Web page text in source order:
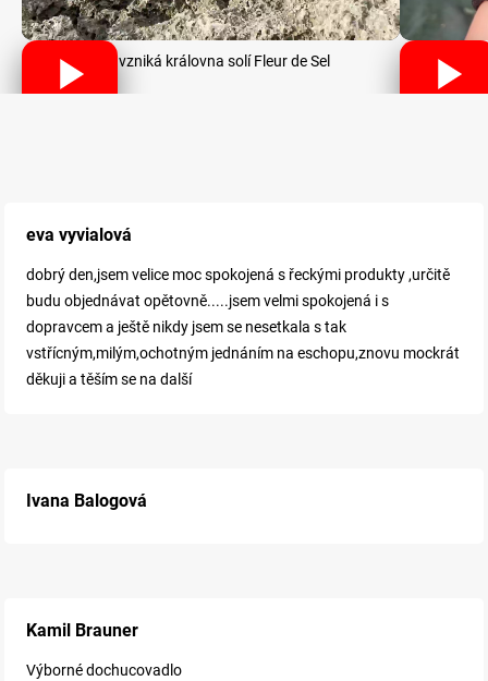
Jak vzniká královna solí Fleur de Sel
eva vyvialová
dobrý den,jsem velice moc spokojená s řeckými produkty ,určitě
budu objednávat opětovně.....jsem velmi spokojená i s
dopravcem a ještě nikdy jsem se nesetkala s tak
vstřícným,milým,ochotným jednáním na eschopu,znovu mockrát
děkuji a těším se na další
Ivana Balogová
Kamil Brauner
Výborné dochucovadlo